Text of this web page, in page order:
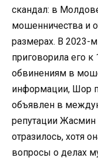
скандал: в
мошенничества и
размерах. В 2023-
приговорила его
обвинениям в
информации, Шор
объявлен в
репутации Жасмин
отразилось, хотя
вопросы о делах